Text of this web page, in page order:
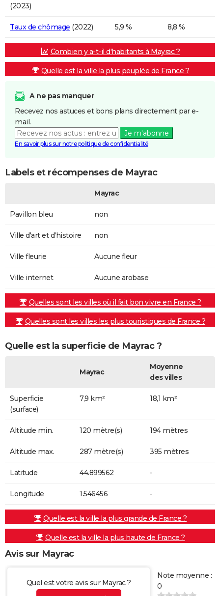
(2023)
Taux de chômage (2022) 5,9 % 8,8 %
Combien y a-t-il d'habitants à Mayrac ?
Quelle est la ville la plus peuplée de France ?
A ne pas manquer
Recevez nos astuces et bons plans directement par e-
mail.
Je m'abonne
En savoir plus sur notre politique de confidentialité
Labels et récompenses de Mayrac
Mayrac
Pavillon bleu non
Ville d'art et d'histoire non
Ville fleurie Aucune fleur
Ville internet Aucune arobase
Quelles sont les villes où il fait bon vivre en France ?
Quelles sont les villes les plus touristiques de France ?
Quelle est la superficie de Mayrac ?
Mayrac
Moyenne
des villes
Superficie
(surface)
7,9 km² 18,1 km²
Altitude min. 120 mètre(s) 194 mètres
Altitude max. 287 mètre(s) 395 mètres
Latitude 44.899562 -
Longitude 1.546456 -
Quelle est la ville la plus grande de France ?
Quelle est la ville la plus haute de France ?
Avis sur Mayrac
Quel est votre avis sur Mayrac ?
Note moyenne :
0